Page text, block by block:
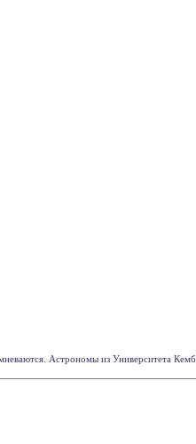
Астрономы из Университета